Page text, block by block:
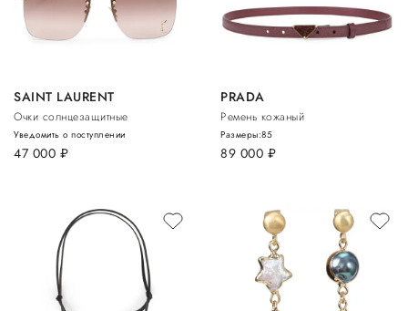
SAINT LAURENT
Очки солнцезащитные
47 000 руб.
Уведомить о поступлении
PRADA
Ремень кожаный
89 000 руб.
Размеры:85